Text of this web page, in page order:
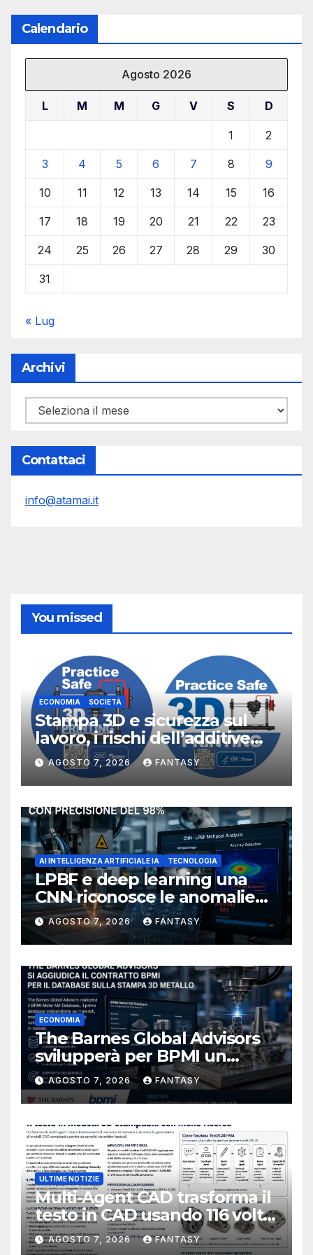
Calendario
Agosto 2026
L M M G V S D
1 2
3 4 5 6 7 8 9
10 11 12 13 14 15 16
17 18 19 20 21 22 23
24 25 26 27 28 29 30
31
« Lug
Archivi
Archivi
Contattaci
info@atamai.it
You missed
ECONOMIA SOCIETÀ
Stampa 3D e sicurezza sul
lavoro, i rischi dell’additive
manufacturing secondo
NIOSH
AGOSTO 7, 2026 FANTASY
AI INTELLIGENZA ARTIFICIALE IA TECNOLOGIA
LPBF e deep learning una
CNN riconosce le anomalie
del bagno di fusione
AGOSTO 7, 2026 FANTASY
ECONOMIA
The Barnes Global Advisors
svilupperà per BPMI un
database per la stampa 3D
metallica destinata alla filiera
navale statunitense
AGOSTO 7, 2026 FANTASY
ULTIME NOTIZIE
Multi-Agent CAD trasforma il
testo in CAD usando 116 volte
meno token
AGOSTO 7, 2026 FANTASY